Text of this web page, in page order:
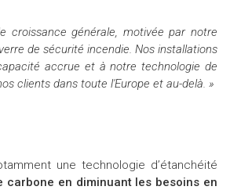
croissance générale, motivée par notre
de sécurité incendie. Nos installations
accrue et à notre technologie de
clients dans toute l'Europe et au-delà. »
une technologie d’étanchéité
carbone en diminuant les besoins en